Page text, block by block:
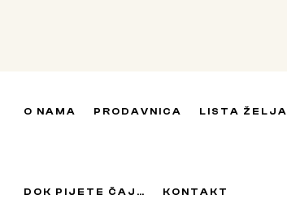
O NAMA PRODAVNICA LISTA ŽELJA
DOK PIJETE ČAJ… KONTAKT